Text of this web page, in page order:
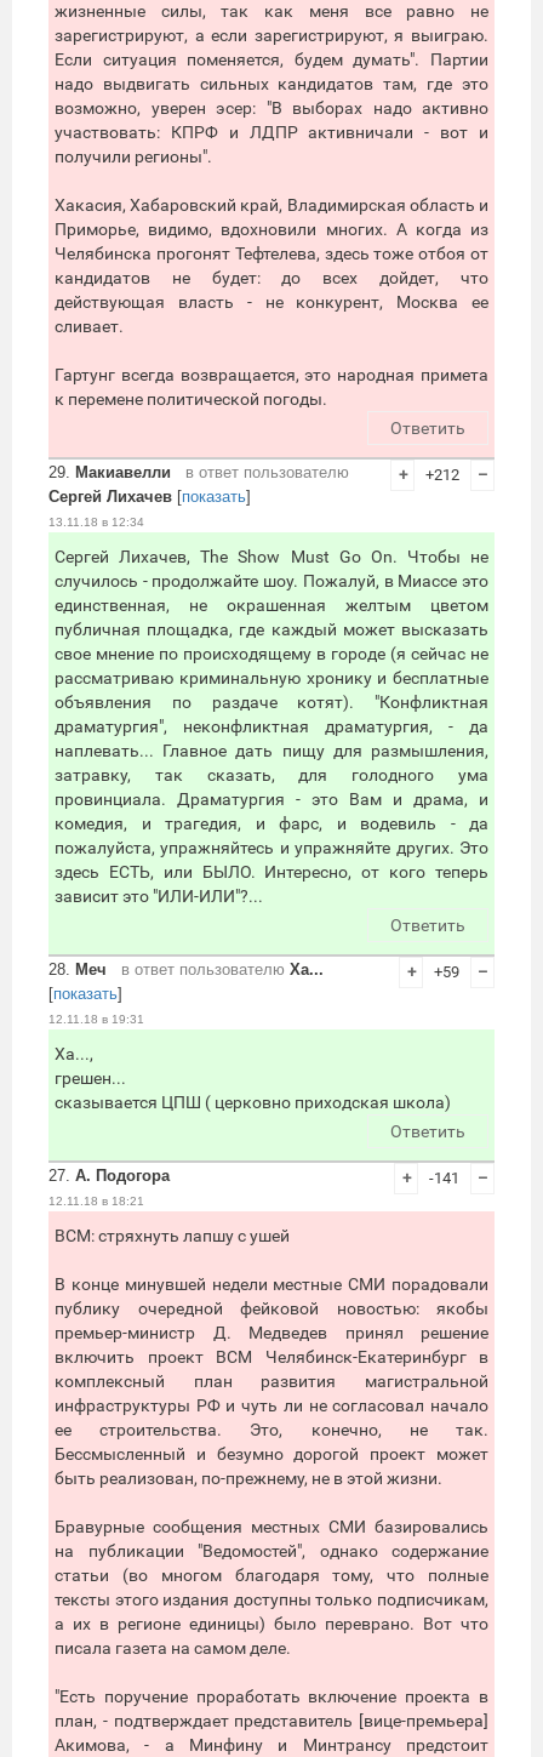
жизненные силы, так как меня все равно не
зарегистрируют, а если зарегистрируют, я выиграю.
Если ситуация поменяется, будем думать". Партии
надо выдвигать сильных кандидатов там, где это
возможно, уверен эсер: "В выборах надо активно
участвовать: КПРФ и ЛДПР активничали - вот и
получили регионы".
Хакасия, Хабаровский край, Владимирская область и
Приморье, видимо, вдохновили многих. А когда из
Челябинска прогонят Тефтелева, здесь тоже отбоя от
кандидатов не будет: до всех дойдет, что
действующая власть - не конкурент, Москва ее
сливает.
Гартунг всегда возвращается, это народная примета
к перемене политической погоды.
Ответить
29. Макиавелли
в ответ пользователю
Сергей Лихачев [показать]
13.11.18 в 12:34
+ +212 –
Сергей Лихачев, The Show Must Go On. Чтобы не
случилось - продолжайте шоу. Пожалуй, в Миассе это
единственная, не окрашенная желтым цветом
публичная площадка, где каждый может высказать
свое мнение по происходящему в городе (я сейчас не
рассматриваю криминальную хронику и бесплатные
объявления по раздаче котят). "Конфликтная
драматургия", неконфликтная драматургия, - да
наплевать... Главное дать пищу для размышления,
затравку, так сказать, для голодного ума
провинциала. Драматургия - это Вам и драма, и
комедия, и трагедия, и фарс, и водевиль - да
пожалуйста, упражняйтесь и упражняйте других. Это
здесь ЕСТЬ, или БЫЛО. Интересно, от кого теперь
зависит это "ИЛИ-ИЛИ"?...
Ответить
28. Меч в ответ пользователю Ха...
[показать]
12.11.18 в 19:31
+ +59 –
Ха...,
грешен...
сказывается ЦПШ ( церковно приходская школа)
Ответить
27. А. Подогора
12.11.18 в 18:21
+ -141 –
ВСМ: стряхнуть лапшу с ушей
В конце минувшей недели местные СМИ порадовали
публику очередной фейковой новостью: якобы
премьер-министр Д. Медведев принял решение
включить проект ВСМ Челябинск-Екатеринбург в
комплексный план развития магистральной
инфраструктуры РФ и чуть ли не согласовал начало
ее строительства. Это, конечно, не так.
Бессмысленный и безумно дорогой проект может
быть реализован, по-прежнему, не в этой жизни.
Бравурные сообщения местных СМИ базировались
на публикации "Ведомостей", однако содержание
статьи (во многом благодаря тому, что полные
тексты этого издания доступны только подписчикам,
а их в регионе единицы) было переврано. Вот что
писала газета на самом деле.
"Есть поручение проработать включение проекта в
план, - подтверждает представитель [вице-премьера]
Акимова, - а Минфину и Минтрансу предстоит